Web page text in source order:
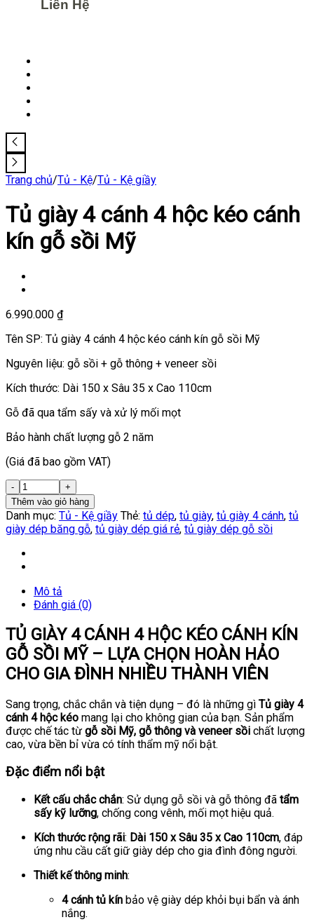
Liên Hệ
Trang chủ/Tủ - Kệ/Tủ - Kệ giầy
Tủ giày 4 cánh 4 hộc kéo cánh
kín gỗ sồi Mỹ
6.990.000 ₫
Tên SP: Tủ giày 4 cánh 4 hộc kéo cánh kín gỗ sồi Mỹ
Nguyên liệu: gỗ sồi + gỗ thông + veneer sồi
Kích thước: Dài 150 x Sâu 35 x Cao 110cm
Gỗ đã qua tẩm sấy và xử lý mối mọt
Bảo hành chất lượng gỗ 2 năm
(Giá đã bao gồm VAT)
Thêm vào giỏ hàng
Danh mục: Tủ - Kệ giầy Thẻ: tủ dép, tủ giày, tủ giày 4 cánh, tủ
giày dép băng gỗ, tủ giày dép giá rẻ, tủ giày dép gỗ sồi
Mô tả
Đánh giá (0)
TỦ GIÀY 4 CÁNH 4 HỘC KÉO CÁNH KÍN
GỖ SỒI MỸ – LỰA CHỌN HOÀN HẢO
CHO GIA ĐÌNH NHIỀU THÀNH VIÊN
Sang trọng, chắc chắn và tiện dụng – đó là những gì Tủ giày 4
cánh 4 hộc kéo mang lại cho không gian của bạn. Sản phẩm
được chế tác từ gỗ sồi Mỹ, gỗ thông và veneer sồi chất lượng
cao, vừa bền bỉ vừa có tính thẩm mỹ nổi bật.
Đặc điểm nổi bật
Kết cấu chắc chắn: Sử dụng gỗ sồi và gỗ thông đã tẩm
sấy kỹ lưỡng, chống cong vênh, mối mọt hiệu quả.
Kích thước rộng rãi: Dài 150 x Sâu 35 x Cao 110cm, đáp
ứng nhu cầu cất giữ giày dép cho gia đình đông người.
Thiết kế thông minh:
4 cánh tủ kín bảo vệ giày dép khỏi bụi bẩn và ánh
nắng.